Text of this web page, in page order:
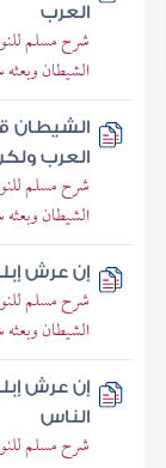
العرب
شرح مسلم
الشيطان
الشيطان
العرب
شرح مسلم
الشيطان
إن عرش
شرح مسلم
الشيطان
إن عرش
الناس
شرح مسلم